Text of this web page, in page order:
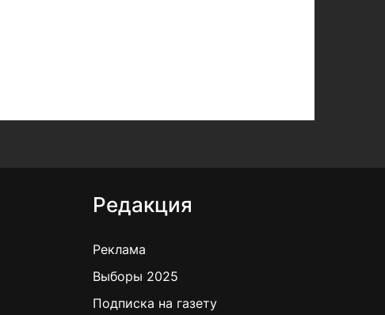
Редакция
Реклама
Выборы 2025
Подписка на газету